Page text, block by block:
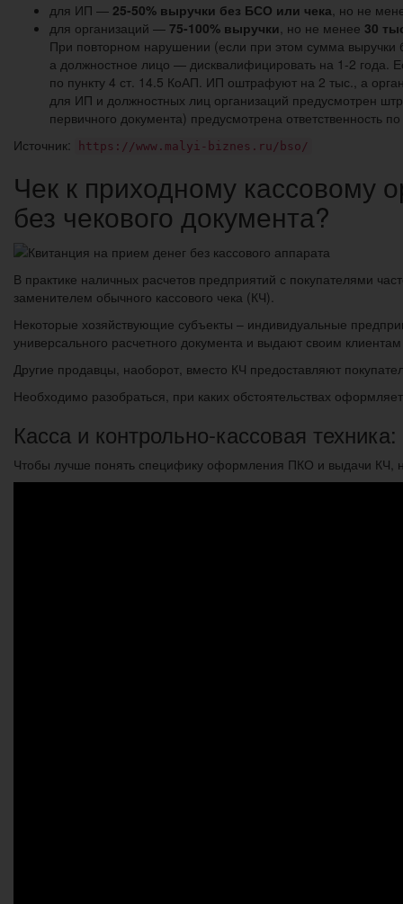
для ИП — 25-50% выручки без БСО или чека, но не
для организаций — 75-100% выручки, но не менее 30
При повторном нарушении (если при этом сумма выручки
а должностное лицо — дисквалифицировать на 1-2 года.
по пункту 4 ст. 14.5 КоАП. ИП оштрафуют на 2 тыс., а
для ИП и должностных лиц организаций предусмотрен
первичного документа) предусмотрена ответственность
Источник:
https://www.malyi-biznes.ru/bso/
Чек к приходному кассовому
без чекового документа?
В практике наличных расчетов предприятий с покупателями
заменителем обычного кассового чека (КЧ).
Некоторые хозяйствующие субъекты – индивидуальные
универсального расчетного документа и выдают своим
Другие продавцы, наоборот, вместо КЧ предоставляют
Необходимо разобраться, при каких обстоятельствах
Касса и контрольно-кассовая
Чтобы лучше понять специфику оформления ПКО и выдачи КЧ,